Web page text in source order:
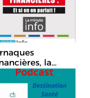
la
Et si on
parlait!